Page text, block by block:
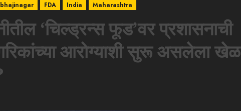
FDA India Maharashtra
‘चिल्ड्रन्स फूड’वर प्रशासनाची
आरोग्याशी सुरू असलेला खेळ